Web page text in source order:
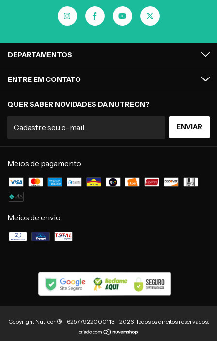
DEPARTAMENTOS
ENTRE EM CONTATO
QUER SABER NOVIDADES DA NUTREON?
Meios de pagamento
Meios de envio
Copyright Nutreon® - 62577922000113 - 2026. Todos os direitos reservados.